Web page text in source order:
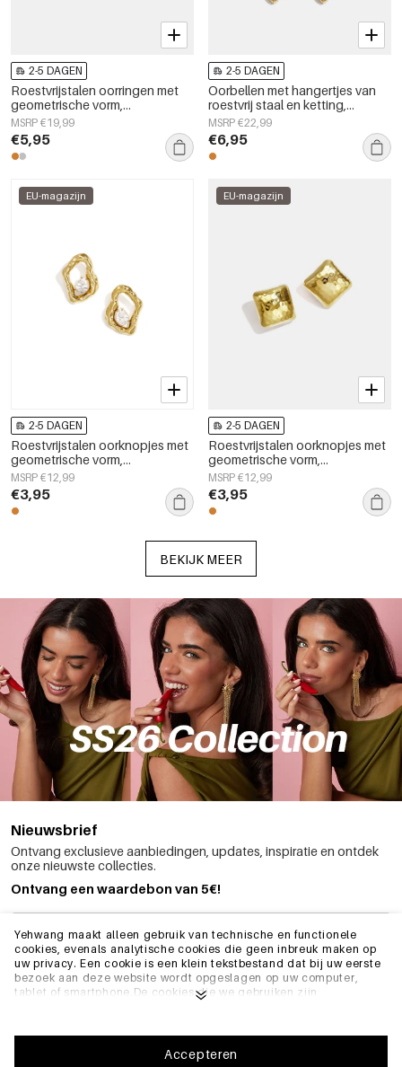
Yehwang maakt alleen gebruik van technische en functionele
cookies, evenals analytische cookies die geen inbreuk maken op
uw privacy. Een cookie is een klein tekstbestand dat bij uw eerste
bezoek aan deze website wordt opgeslagen op uw computer,
tablet of smartphone.De cookies die we gebruiken zijn
functioneert en bijvoorbeeld uw voorkeursinstellingen onthoudt.
Ze stellen ons ook in staat om onze website te optimaliseren.Om
ervoor te zorgen dat u een goede browse- en winkelervaring heeft
Accepteren
2-5 DAGEN
Roestvrijstalen oorringen met
geometrische vorm,
eenvoudige, alledaagse serie,
damessieraden
MSRP €19,99
€5,95
2-5 DAGEN
Oorbellen met hangertjes van
roestvrij staal en ketting,
elegant, geschikt voor feestjes
en bijeenkomsten, luxe serie
damessieraden
MSRP €22,99
€6,95
EU-magazijn
2-5 DAGEN
Roestvrijstalen oorknopjes met
geometrische vorm,
eenvoudige, alledaagse serie,
damessieraden
MSRP €12,99
€3,95
EU-magazijn
2-5 DAGEN
Roestvrijstalen oorknopjes met
geometrische vorm,
eenvoudige, alledaagse serie,
damessieraden
MSRP €12,99
€3,95
BEKIJK MEER
Nieuwsbrief
Ontvang exclusieve aanbiedingen, updates, inspiratie en ontdek
onze nieuwste collecties.
Ontvang een waardebon van 5€!
SCHRIJF ME IN